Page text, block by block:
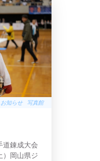
お知らせ 写真館
道錬成大会
）岡山県ジ